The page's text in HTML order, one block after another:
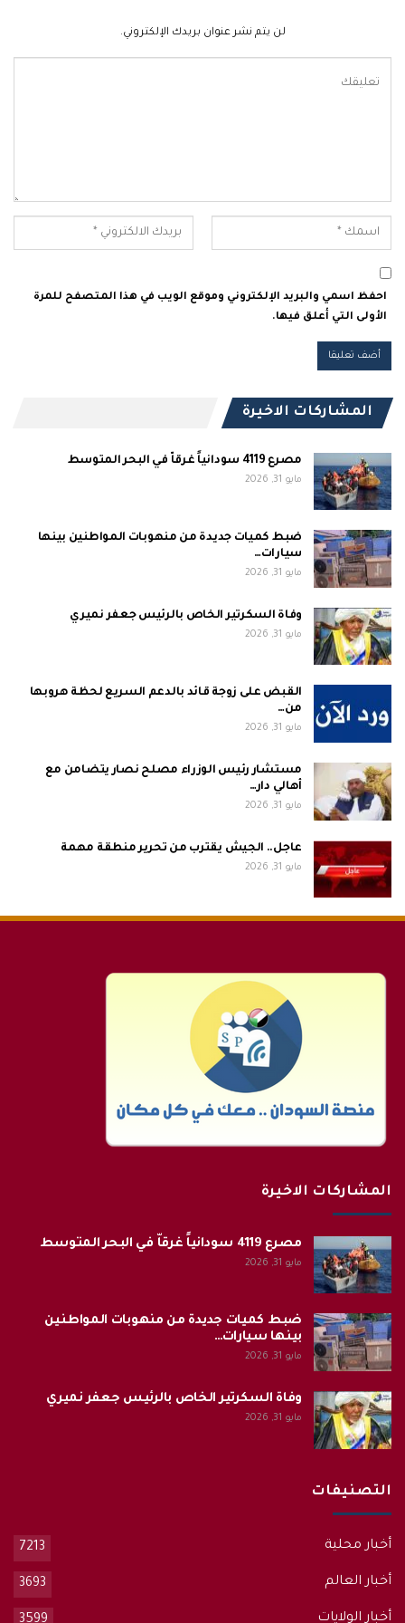
لن يتم نشر عنوان بريدك الإلكتروني.
احفظ اسمي والبريد الإلكتروني وموقع الويب في هذا المتصفح للمرة
الأولى التي أعلق فيها.
المشاركات الاخيرة
مصرع 4119 سودانياً غرقاّ في البحر المتوسط
مايو 31, 2026
ضبط كميات جديدة من منهوبات المواطنين بينها
سيارات…
مايو 31, 2026
وفاة السكرتير الخاص بالرئيس جعفر نميري
مايو 31, 2026
القبض على زوجة قائد بالدعم السريع لحظة هروبها
من…
مايو 31, 2026
مستشار رئيس الوزراء مصلح نصار يتضامن مع
أهالي دار…
مايو 31, 2026
عاجل.. الجيش يقترب من تحرير منطقة مهمة
مايو 31, 2026
المشاركات الاخيرة
مصرع 4119 سودانياً غرقاّ في البحر المتوسط
مايو 31, 2026
ضبط كميات جديدة من منهوبات المواطنين
بينها سيارات…
مايو 31, 2026
وفاة السكرتير الخاص بالرئيس جعفر نميري
مايو 31, 2026
التصنيفات
أخبار محلية 7213
أخبار العالم 3693
أخبار الولايات